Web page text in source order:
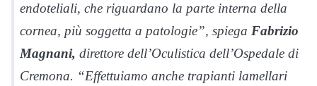
endoteliali, che riguardano la parte interna della
cornea, più soggetta a patologie”, spiega Fabrizio
Magnani, direttore dell’Oculistica dell’Ospedale di
Cremona. “Effettuiamo anche trapianti lamellari